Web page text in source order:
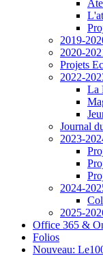
2019-
2020-
Projets
2022-
La
Journal
2023-
2024-
2025-
Office 365 &
Folios
Nouveau: